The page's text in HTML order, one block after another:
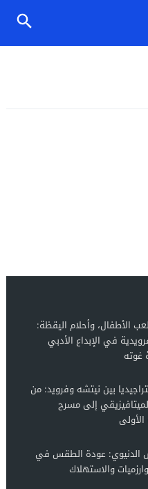
الأطفال، وأحلام اليقظة:
في الإبداع الأدبي
غوته
بين نيتشه وفرويد: من
إلى مسرح
الأولى
الدنيوي: عودة الطقس في
والاستهلاك